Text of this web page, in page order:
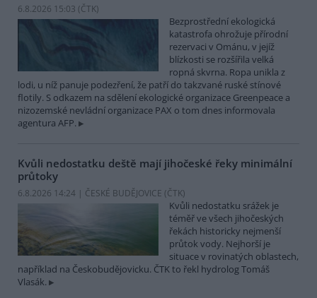
6.8.2026 15:03 (ČTK)
Bezprostřední ekologická
katastrofa ohrožuje přírodní
rezervaci v Ománu, v jejíž
blízkosti se rozšířila velká
ropná skvrna. Ropa unikla z
lodi, u níž panuje podezření, že patří do takzvané ruské stínové
flotily. S odkazem na sdělení ekologické organizace Greenpeace a
nizozemské nevládní organizace PAX o tom dnes informovala
agentura AFP.
Kvůli nedostatku deště mají jihočeské řeky minimální
průtoky
6.8.2026 14:24 | ČESKÉ BUDĚJOVICE (ČTK)
Kvůli nedostatku srážek je
téměř ve všech jihočeských
řekách historicky nejmenší
průtok vody. Nejhorší je
situace v rovinatých oblastech,
například na Českobudějovicku. ČTK to řekl hydrolog Tomáš
Vlasák.